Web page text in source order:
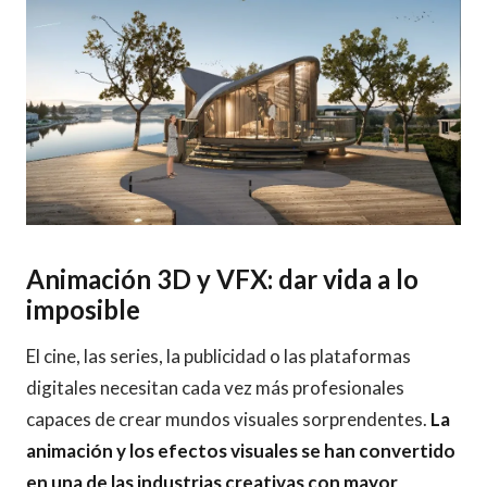
Animación 3D y VFX: dar vida a lo
imposible
El cine, las series, la publicidad o las plataformas
digitales necesitan cada vez más profesionales
capaces de crear mundos visuales sorprendentes. La
animación y los efectos visuales se han convertido
en una de las industrias creativas con mayor